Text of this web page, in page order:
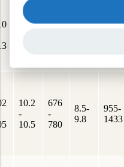
812
10.2
10.2
-
10.5
676
-
780
8.5-
9.8
955-
1433